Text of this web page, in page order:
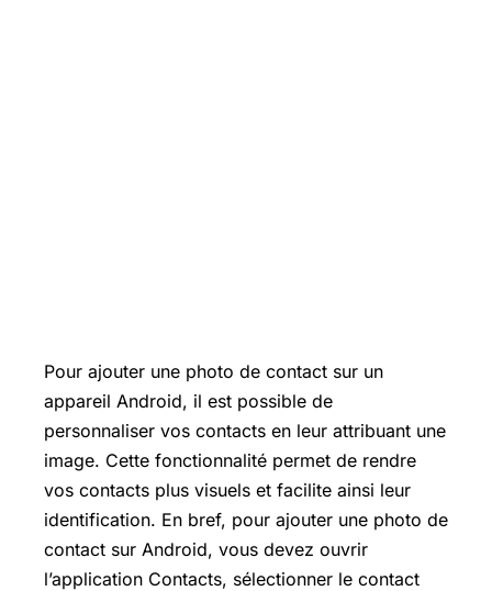
Pour ajouter une photo de contact sur un
appareil Android, il est possible de
personnaliser vos contacts en leur attribuant une
image. Cette fonctionnalité permet de rendre
vos contacts plus visuels et facilite ainsi leur
identification. En bref, pour ajouter une photo de
contact sur Android, vous devez ouvrir
l’application Contacts, sélectionner le contact